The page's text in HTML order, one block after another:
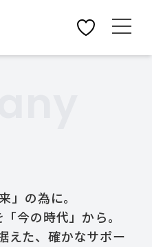
」の為に。
今の時代」から。
えた、確かなサポー